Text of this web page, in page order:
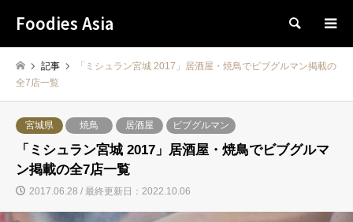
Foodies Asia 検索
記事
「ミシュラン宮城 2017」居酒屋・焼鳥でビブグルマン掲載の
全7店一覧
宮城県 焼鳥 居酒屋 ビブグルマン
「ミシュラン宮城 2017」居酒屋・焼鳥でビブグルマ
ン掲載の全7店一覧
2017.06.28 / 最終更新日：2022.10.06